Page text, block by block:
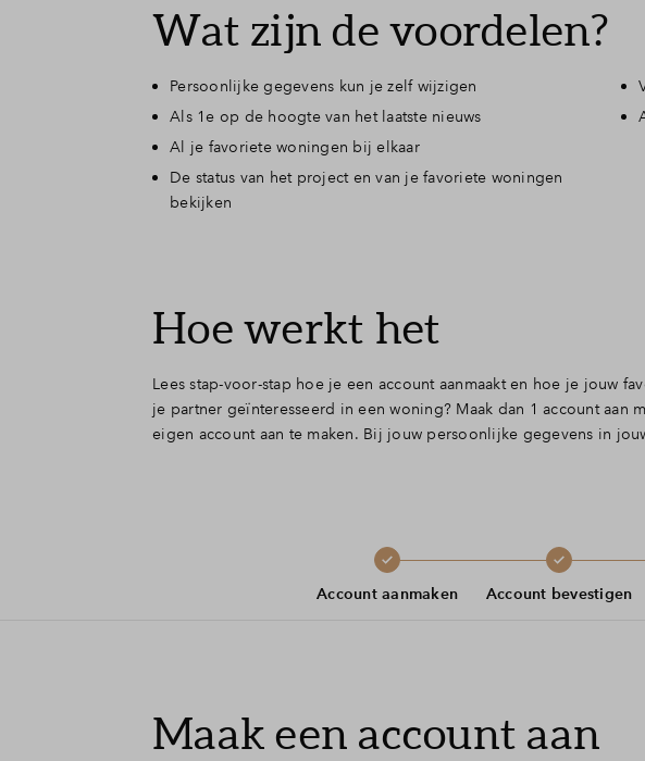
Wat zijn de voordelen?
Persoonlijke gegevens kun je zelf wijzigen
Als 1e op de hoogte van het laatste nieuws
Al je favoriete woningen bij elkaar
De status van het project en van je favoriete woningen
bekijken
Hoe werkt het
Lees stap-voor-stap hoe je een account aanmaakt en hoe je jouw
je partner geïnteresseerd in een woning? Maak dan 1 account
eigen account aan te maken. Bij jouw persoonlijke gegevens in
Account aanmaken Account bevestigen
Maak een account aan